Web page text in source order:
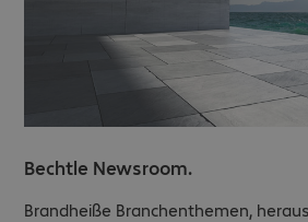
Bechtle Newsroom.
Brandheiße Branchenthemen,